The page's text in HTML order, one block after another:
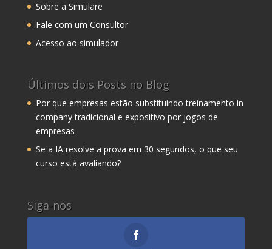
Sobre a Simulare
Fale com um Consultor
Acesso ao simulador
Últimos dois Posts no Blog
Por que empresas estão substituindo treinamento in
company tradicional e expositivo por jogos de
empresas
Se a IA resolve a prova em 30 segundos, o que seu
curso está avaliando?
Siga-nos